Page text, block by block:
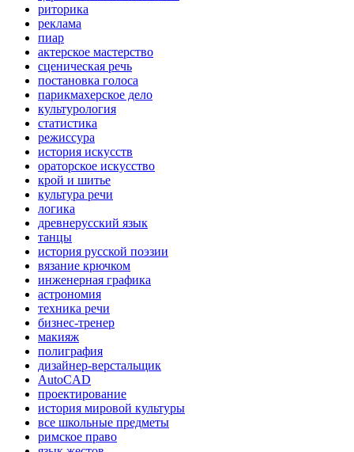
риторика
реклама
пиар
актерское мастерство
сценическая речь
постановка голоса
парикмахерское дело
культурология
статистика
режиссура
история искусств
ораторское искусство
крой и шитье
культура речи
логика
древнерусский язык
танцы
история русской поэзии
вязание крючком
инженерная графика
астрономия
техника речи
бизнес-тренер
макияж
полиграфия
дизайнер-верстальщик
AutoCAD
проектирование
история мировой культуры
все школьные предметы
римское право